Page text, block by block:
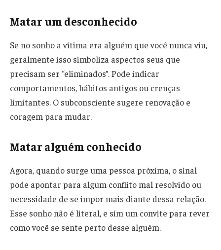
Matar um desconhecido
Se no sonho a vítima era alguém que você nunca viu,
geralmente isso simboliza aspectos seus que
precisam ser “eliminados”. Pode indicar
comportamentos, hábitos antigos ou crenças
limitantes. O subconsciente sugere renovação e
coragem para mudar.
Matar alguém conhecido
Agora, quando surge uma pessoa próxima, o sinal
pode apontar para algum conflito mal resolvido ou
necessidade de se impor mais diante dessa relação.
Esse sonho não é literal, e sim um convite para rever
como você se sente perto desse alguém.